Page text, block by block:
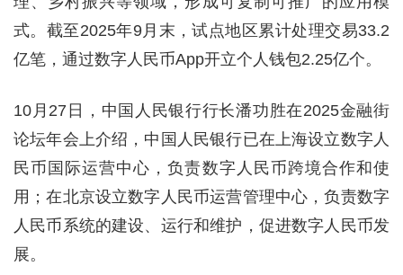
式。截至2025年9月末，试点地区累计处理交易33.2
亿笔，通过数字人民币App开立个人钱包2.25亿个。
10月27日，中国人民银行行长潘功胜在2025金融街
论坛年会上介绍，中国人民银行已在上海设立数字人
民币国际运营中心，负责数字人民币跨境合作和使
用；在北京设立数字人民币运营管理中心，负责数字
人民币系统的建设、运行和维护，促进数字人民币发
展。